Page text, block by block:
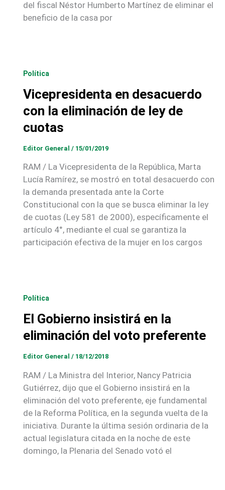
del fiscal Néstor Humberto Martínez de eliminar el
beneficio de la casa por
Política
Vicepresidenta en desacuerdo
con la eliminación de ley de
cuotas
Editor General / 15/01/2019
RAM / La Vicepresidenta de la República, Marta
Lucía Ramírez, se mostró en total desacuerdo con
la demanda presentada ante la Corte
Constitucional con la que se busca eliminar la ley
de cuotas (Ley 581 de 2000), específicamente el
artículo 4°, mediante el cual se garantiza la
participación efectiva de la mujer en los cargos
Política
El Gobierno insistirá en la
eliminación del voto preferente
Editor General / 18/12/2018
RAM / La Ministra del Interior, Nancy Patricia
Gutiérrez, dijo que el Gobierno insistirá en la
eliminación del voto preferente, eje fundamental
de la Reforma Política, en la segunda vuelta de la
iniciativa. Durante la última sesión ordinaria de la
actual legislatura citada en la noche de este
domingo, la Plenaria del Senado votó el